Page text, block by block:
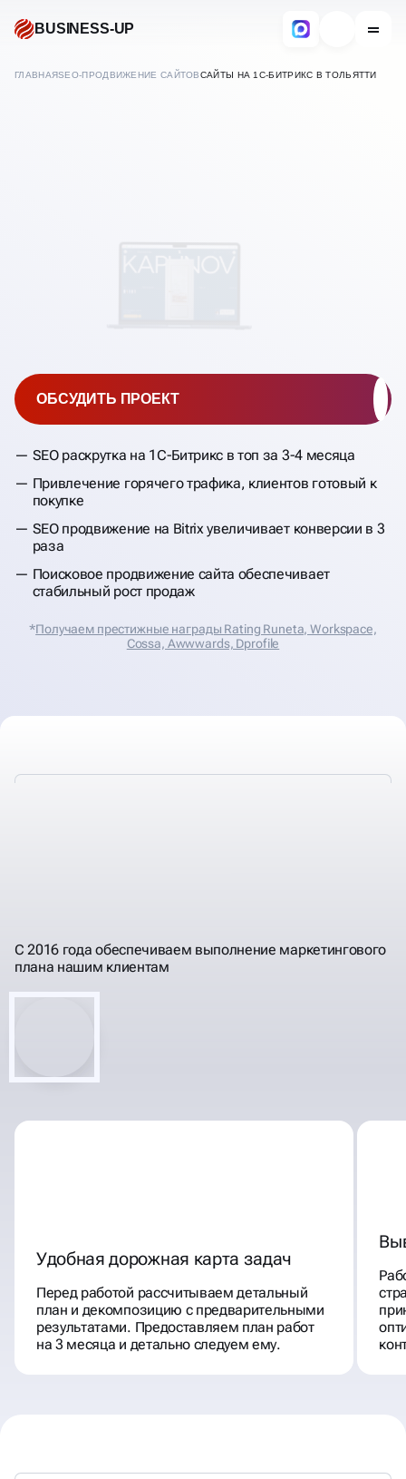
BUSINESS-UP
ГЛАВНАЯSEO-ПРОДВИЖЕНИЕ САЙТОВСАЙТЫ НА 1С-БИТРИКС В ТОЛЬЯТТИ
SEO раскрутка на 1С-Битрикс в топ за 3-4 месяца
Привлечение горячего трафика, клиентов готовый к
покупке
SEO продвижение на Bitrix увеличивает конверсии в 3
раза
Поисковое продвижение сайта обеспечивает
стабильный рост продаж
ОБСУДИТЬ ПРОЕКТ
*Получаем престижные награды Rating Runeta, Workspace,
Cossa, Аwwwards, Dprofile
ИНВЕСТИЦИИ
ПОНЯТНЫМ ЯЗЫКОМ
С 2016 года обеспечиваем выполнение маркетингового
плана нашим клиентам
Удобная дорожная карта задач
Перед работой рассчитываем детальный
план и декомпозицию с предварительными
результатами. Предоставляем план работ
на 3 месяца и детально следуем ему.